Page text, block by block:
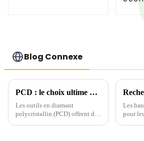
Blog Connexe
PCD : le choix ultime pour l'usinage de pièces en aluminium
Les outils en diamant
polycristallin (PCD) offrent des
Les
pour